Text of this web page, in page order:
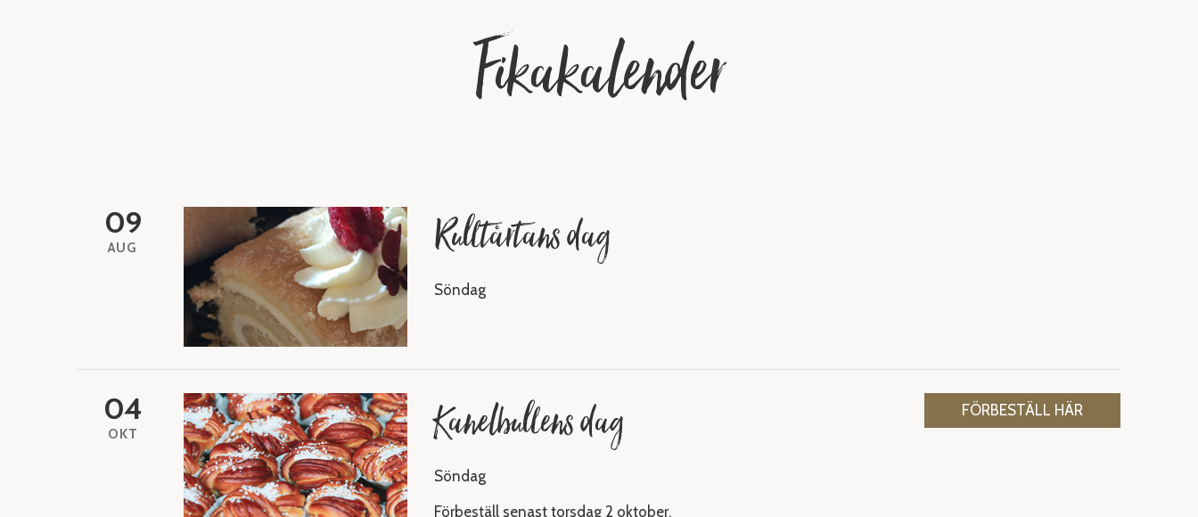
Fikakalender
09
AUG Rulltårtans dag
Söndag
04
OKT Kanelbullens dag
Söndag
Förbeställ senast torsdag 2 oktober.
FÖRBESTÄLL HÄR